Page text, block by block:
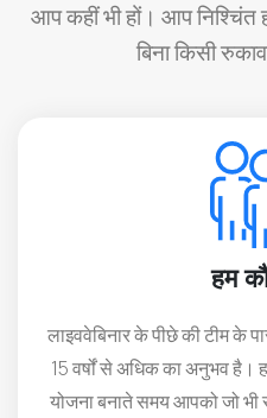
आप कहीं भी हों। आप
बिना किसी
हम
लाइववेबिनार के पीछे की टीम के
15 वर्षों से अधिक का अनुभव है।
योजना बनाते समय आपको जो भी